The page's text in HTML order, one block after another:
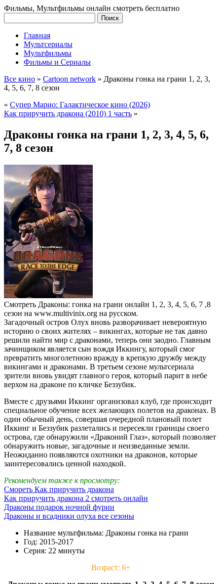
Фильмы, Мультфильмы онлайн смотреть бесплатно
Главная
Мультсериалы
Мультфильмы
Фильмы и Сериалы
Все кино » Cartoon network » Драконы гонка на грани 1, 2, 3,
4, 5, 6, 7, 8 сезон
« Супер Марио: Галактическое кино (2026)
Как приручить дракона (2010) 1 часть »
Драконы гонка на грани 1, 2, 3, 4, 5, 6,
7, 8 сезон
Смотреть Драконы: гонка на грани онлайн 1, 2, 3, 4, 5, 6, 7 ,8
сезон на www.multivinix.org на русском.
Загадочный остров Олух вновь разворачивает невероятную
историю о своих жителях – викингах, которые не так давно
решили найти мир с драконами, теперь они заодно. Главным
зачинщиком является сын вождя Иккингу, который смог
превратить многолетнюю вражду в крепкую дружбу между
викингами и драконами. В третьем сезоне мультсериала
зрители вновь увидят главного героя, который парит в небе
верхом на драконе по кличке Беззубик.
Вместе с друзьями Иккинг организовал клуб, где происходит
специальное обучение всех желающих полетов на драконах. В
один обычный день, совершая очередной плановый полет
Иккинг и Беззубик разлетались и пересекли границы своего
острова, где обнаружили «Драконий Глаз», который позволяет
обнаружить новые, загадочные и неизведанные земли.
Неожиданно появляются охотники на драконов, которые
заинтересовались ценной находкой.
Рекомендуем также к просмотру:
Смореть Как приручить дракона
Как приручить дракона 2 смотреть онлайн
Драконы подарок ночной фурии
Драконы и всадники олуха все сезоны
Название мультфильма: Драконы гонка на грани
Год: 2015-2017
Серия: 22 минуты
Возраст: 6+